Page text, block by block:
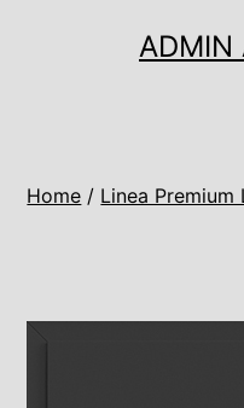
ADMIN
Home / Linea Premium